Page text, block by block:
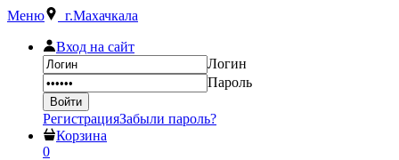
Меню г.Махачкала
Вход на сайт
Логин
Пароль
РегистрацияЗабыли пароль?
Корзина
0